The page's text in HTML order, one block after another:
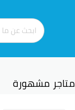
متاجر مشهورة